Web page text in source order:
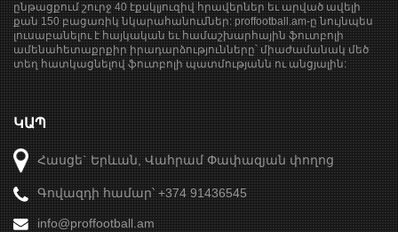
ընթացքում շուրջ 40 էքսկլյուզիվ հրավերներ եւ արված ավելի
քան 150 բացառիկ նկարահանումներ: proffootball.am-ը նույնպես
լուսաբանելու է հայկական եւ համաշխարհային ֆուտբոլի
ամենահետաքրքիր իրադարձությունները՝ միաժամանակ մեծ
տեղ հատկացնելով ֆուտբոլի պատմությանն ու անցյալին:
ԿԱՊ
Հասցե` Երևան, Վահրամ Փափազյան փողոց
Գովազդի համար՝ +374 91436545
info@proffootball.am